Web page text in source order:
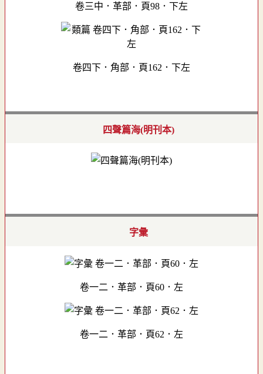
卷三中．革部．頁98．下左
卷四下．角部．頁162．下左
四聲篇海(明刊本)
字彙
卷一二．革部．頁60．左
卷一二．革部．頁62．左